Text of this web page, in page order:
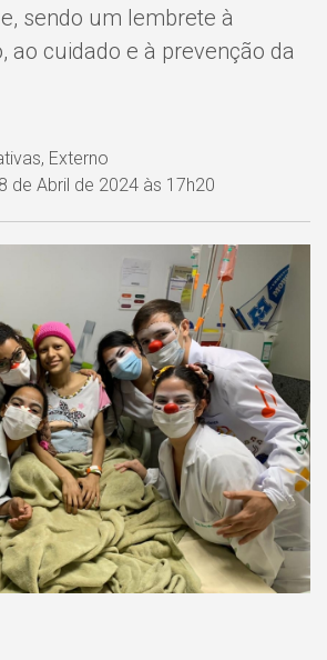
sendo um lembrete à
ao cuidado e à prevenção da
Externo
de Abril de 2024 às 17h20